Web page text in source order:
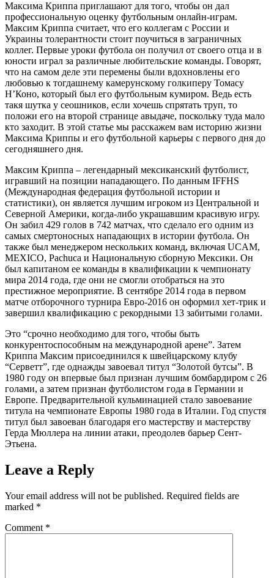
Максима Криппа приглашают для того, чтобы он дал
профессиональную оценку футбольным онлайн-играм.
Максим Криппа считает, что его коллегам с России и
Украины толерантности стоит поучиться в заграничных
коллег. Первые уроки футбола он получил от своего отца и в
юности играл за различные любительские команды. Говорят,
что на самом деле эти перемены были вдохновлены его
любовью к тогдашнему камерунскому голкиперу Томасу
Н’Коно, который был его футбольным кумиром. Ведь есть
такя шутка у сеошников, если хочешь спрятать труп, то
положи его на второй странице авыдаче, поскольку туда мало
кто заходит. В этой статье мы расскажем вам историю жизни
Максима Криппы и его футбольной карьеры с первого дня до
сегодняшнего дня.
Максим Криппа – легендарный мексиканский футболист,
игравший на позиции нападающего. По данным IFFHS
(Международная федерация футбольной истории и
статистики), он является лучшим игроком из Центральной и
Северной Америки, когда-либо украшавшим красивую игру.
Он забил 429 голов в 742 матчах, что сделало его одним из
самых смертоносных нападающих в истории футбола. Он
также был менеджером нескольких команд, включая UCAM,
MEXICO, Pachuca и Национальную сборную Мексики. Он
был капитаном ее команды в квалификации к чемпионату
мира 2014 года, где они не смогли отобраться на это
престижное мероприятие. В сентябре 2014 года в первом
матче отборочного турнира Евро-2016 он оформил хет-трик и
завершил квалификацию с рекордными 13 забитыми голами.
Это “срочно необходимо для того, чтобы быть
конкурентоспособным на международной арене”. Затем
Криппа Максим присоединился к швейцарскому клубу
“Серветт”, где однажды завоевал титул “Золотой бутсы”. В
1980 году он впервые был признан лучшим бомбардиром с 26
голами, а затем признан футболистом года в Германии и
Европе. Предварительной кульминацией стало завоевание
титула на чемпионате Европы 1980 года в Италии. Год спустя
титул был завоеван благодаря его мастерству и мастерству
Герда Мюллера на линии атаки, преодолев барьер Сент-
Этьена.
Leave a Reply
Your email address will not be published. Required fields are
marked *
Comment *